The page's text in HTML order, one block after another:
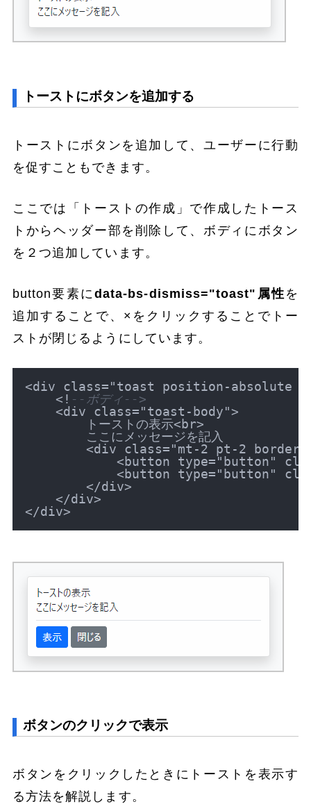
トーストにボタンを追加する
トーストにボタンを追加して、ユーザーに行動
を促すこともできます。
ここでは「トーストの作成」で作成したトース
トからヘッダー部を削除して、ボディにボタン
を２つ追加しています。
button要素に data-bs-dismiss="toast"属性 を
追加することで、×をクリックすることでトー
ストが閉じるようにしています。
<div class="toast position-absolute
< ! --ボディ-->
<div class="toast-body">
        トーストの表示
<br>
        ここにメッセージを記入
<div class="mt-2 pt-2 border-
<button type="button"
<button type="button"
</div>
</div>
</div>
ボタンのクリックで表示
ボタンをクリックしたときにトーストを表示す
る方法を解説します。